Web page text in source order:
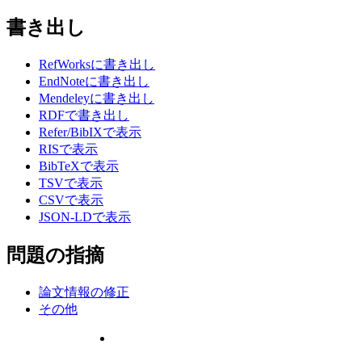
書き出し
RefWorksに書き出し
EndNoteに書き出し
Mendeleyに書き出し
RDFで書き出し
Refer/BibIXで表示
RISで表示
BibTeXで表示
TSVで表示
CSVで表示
JSON-LDで表示
問題の指摘
論文情報の修正
その他